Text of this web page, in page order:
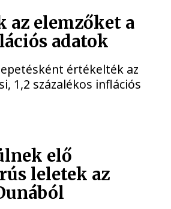
az elemzőket a
adatok
értékelték az
1,2 százalékos inflációs
elő
leletek az